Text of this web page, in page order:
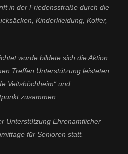
in der Friedensstraße durch die
Kinderkleidung, Koffer,
wurde bildete sich die Aktion
Treffen Unterstützung leisteten
Veitshöchheim“ und
zusammen.
Unterstützung Ehrenamtlicher
für Senioren statt.